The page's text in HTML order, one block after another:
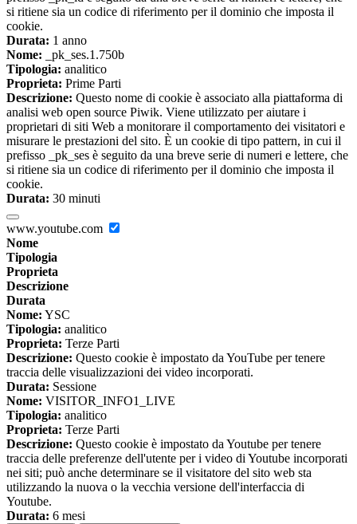
si ritiene sia un codice di riferimento per il dominio che imposta il
cookie.
Durata: 1 anno
Nome: _pk_ses.1.750b
Tipologia: analitico
Proprieta: Prime Parti
Descrizione: Questo nome di cookie è associato alla piattaforma di
analisi web open source Piwik. Viene utilizzato per aiutare i
proprietari di siti Web a monitorare il comportamento dei visitatori e
misurare le prestazioni del sito. È un cookie di tipo pattern, in cui il
prefisso _pk_ses è seguito da una breve serie di numeri e lettere, che
si ritiene sia un codice di riferimento per il dominio che imposta il
cookie.
Durata: 30 minuti
www.youtube.com
Nome
Tipologia
Proprieta
Descrizione
Durata
Nome: YSC
Tipologia: analitico
Proprieta: Terze Parti
Descrizione: Questo cookie è impostato da YouTube per tenere
traccia delle visualizzazioni dei video incorporati.
Durata: Sessione
Nome: VISITOR_INFO1_LIVE
Tipologia: analitico
Proprieta: Terze Parti
Descrizione: Questo cookie è impostato da Youtube per tenere
traccia delle preferenze dell'utente per i video di Youtube incorporati
nei siti; può anche determinare se il visitatore del sito web sta
utilizzando la nuova o la vecchia versione dell'interfaccia di
Youtube.
Durata: 6 mesi